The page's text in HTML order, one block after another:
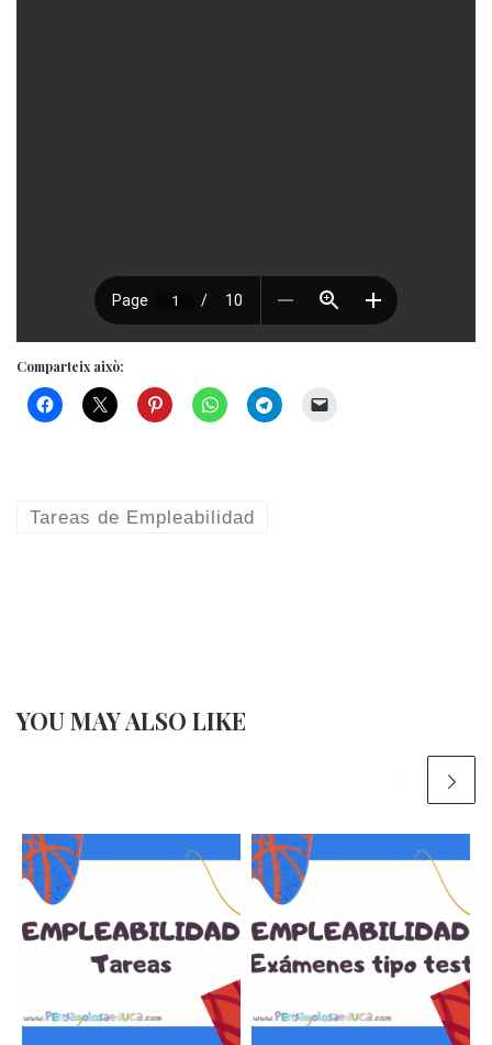
Comparteix això:
Tareas de Empleabilidad
YOU MAY ALSO LIKE